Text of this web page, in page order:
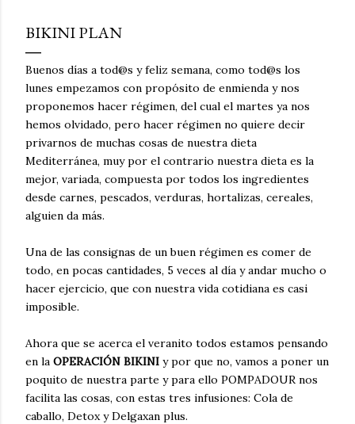
satisface. Estas alubias crujientes al horno van a cambiar
por completo tu forma de ver las legumbres. Olvídate de
asociar las alubias únicamente a los guisos tradicionales y
copiosos de invierno. Con esta receta simple pero
revolucionaria, transformaremos un ingrediente tan
humilde como la alubia de La Bañeza en un snack ligero,
dorado, cargado de proteína y 100% natural. Es el
sustituto perfecto a los frutos se...
BIKINI PLAN
Buenos días a tod@s y feliz semana, como tod@s los
lunes empezamos con propósito de enmienda y nos
proponemos hacer régimen, del cual el martes ya nos
hemos olvidado, pero hacer régimen no quiere decir
privarnos de muchas cosas de nuestra dieta
Mediterránea, muy por el contrario nuestra dieta es la
mejor, variada, compuesta por todos los ingredientes
desde carnes, pescados, verduras, hortalizas, cereales,
alguien da más.
Una de las consignas de un buen régimen es comer de
todo, en pocas cantidades, 5 veces al día y andar mucho o
hacer ejercicio, que con nuestra vida cotidiana es casi
imposible.
Ahora que se acerca el veranito todos estamos pensando
en la OPERACIÓN BIKINI y por que no, vamos a poner un
poquito de nuestra parte y para ello POMPADOUR nos
facilita las cosas, con estas tres infusiones: Cola de
caballo, Detox y Delgaxan plus.